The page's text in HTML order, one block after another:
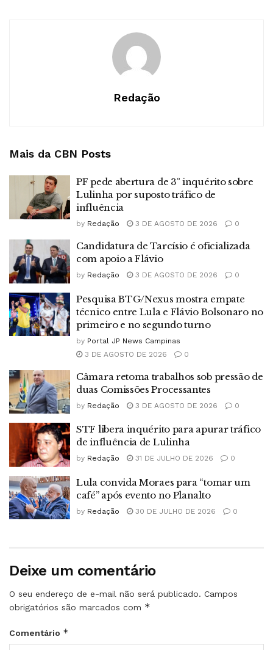
Redação
Mais da CBN Posts
PF pede abertura de 3º inquérito sobre
Lulinha por suposto tráfico de
influência
by Redação 3 DE AGOSTO DE 2026 0
Candidatura de Tarcísio é oficializada
com apoio a Flávio
by Redação 3 DE AGOSTO DE 2026 0
Pesquisa BTG/Nexus mostra empate
técnico entre Lula e Flávio Bolsonaro no
primeiro e no segundo turno
by Portal JP News Campinas
3 DE AGOSTO DE 2026
0
Câmara retoma trabalhos sob pressão de
duas Comissões Processantes
by Redação 3 DE AGOSTO DE 2026 0
STF libera inquérito para apurar tráfico
de influência de Lulinha
by Redação 31 DE JULHO DE 2026 0
Lula convida Moraes para “tomar um
café” após evento no Planalto
by Redação 30 DE JULHO DE 2026 0
Deixe um comentário
O seu endereço de e-mail não será publicado. Campos
obrigatórios são marcados com *
Comentário *